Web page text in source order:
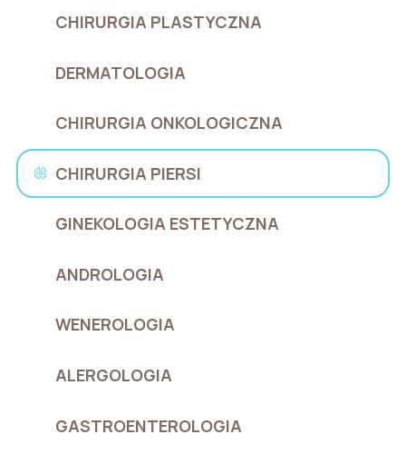
CHIRURGIA PLASTYCZNA
DERMATOLOGIA
CHIRURGIA ONKOLOGICZNA
CHIRURGIA PIERSI
GINEKOLOGIA ESTETYCZNA
ANDROLOGIA
WENEROLOGIA
ALERGOLOGIA
GASTROENTEROLOGIA